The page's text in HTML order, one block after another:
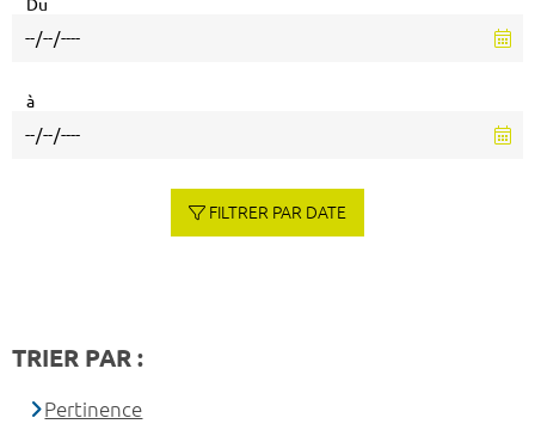
Du
à
FILTRER PAR DATE
TRIER PAR :
Pertinence